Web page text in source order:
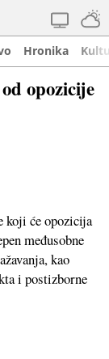
Hronika
opozicije
koji će opozicija
međusobne
kao
i postizborne